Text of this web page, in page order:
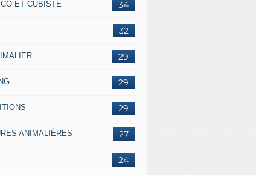
34
ET CUBISTE
32
29
29
29
27
ANIMALIÈRES
24